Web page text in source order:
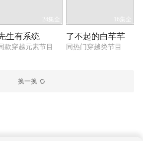
24集全
生有系统
款穿越元素节目
16集全
了不起的白芊芊
同热门穿越类节目
换一换